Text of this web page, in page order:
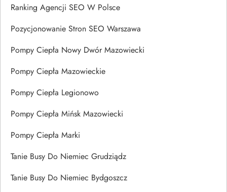
Ranking Agencji SEO W Polsce
Pozycjonowanie Stron SEO Warszawa
Pompy Ciepła Nowy Dwór Mazowiecki
Pompy Ciepła Mazowieckie
Pompy Ciepła Legionowo
Pompy Ciepła Mińsk Mazowiecki
Pompy Ciepła Marki
Tanie Busy Do Niemiec Grudziądz
Tanie Busy Do Niemiec Bydgoszcz